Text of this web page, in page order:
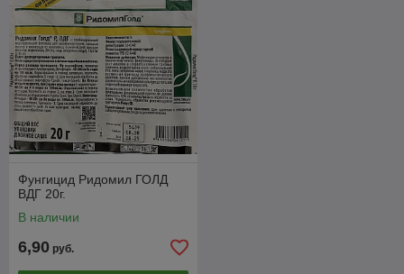
Фунгицид Ридомил ГОЛД
ВДГ 20г.
В наличии
6,90 руб.